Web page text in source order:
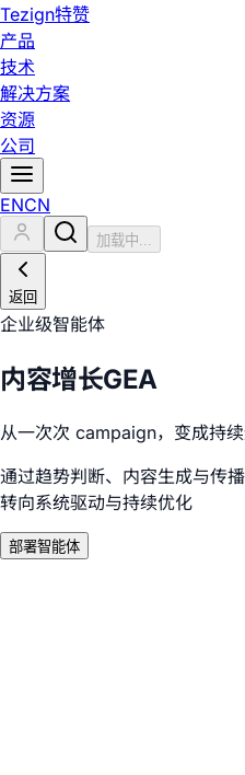
Tezign特赞
产品
技术
解决方案
资源
公司
ENCN
加载中...
返回
企业级智能体
内容增长GEA
从一次次 campaign，变成持
通过趋势判断、内容生成与传
转向系统驱动与持续优化
部署智能体